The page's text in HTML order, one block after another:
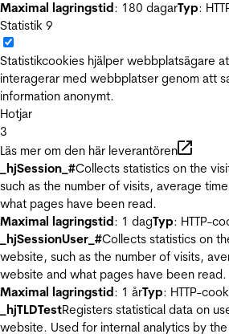
Maximal lagringstid: 180 dagarTyp:
Statistik 9
Statistikcookies hjälper webbplatsägare
interagerar med webbplatser genom att
information anonymt.
Hotjar
3
Läs mer om den här leverantören
_hjSession_#Collects statistics on the
such as the number of visits, average
what pages have been read.
Maximal lagringstid: 1 dagTyp: HTTP-
_hjSessionUser_#Collects statistics on
website, such as the number of visits,
website and what pages have been read.
Maximal lagringstid: 1 årTyp: HTTP-
_hjTLDTestRegisters statistical data on
website. Used for internal analytics by